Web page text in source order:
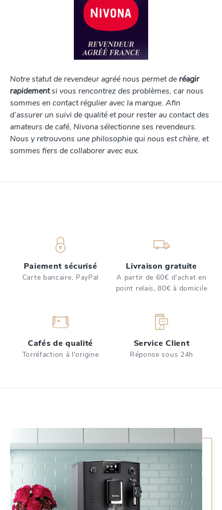
Notre statut de revendeur agréé nous permet de réagir
rapidementsi vous rencontrez des problèmes, car nous
sommes en contact régulier avec la marque. Afin
d’assurer un suivi de qualité et pour rester au contact des
amateurs de café, Nivona sélectionne ses revendeurs.
Nous y retrouvons une philosophie qui nous est chère, et
sommes fiers de collaborer avec eux.
Paiement sécurisé
Carte bancaire, PayPal
Livraison gratuite
A partir de 60€ d'achat en
point relais, 80€ à domicile
Cafés de qualité
Torréfaction à l'origine
Service Client
Réponse sous 24h